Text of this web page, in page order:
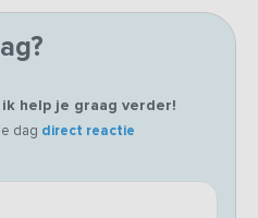
ik help je graag verder!
dag direct reactie